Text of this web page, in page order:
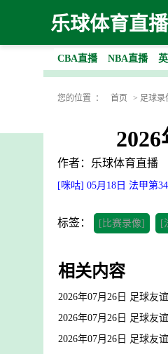
乐球体育直播
CBA直播 NBA直播
您的位置 ： 首页 > 足球录
作者：乐球体育直播
[咪咕] 05月18日 法甲第
标签： [比赛录像] [
相关内容
2026年07月26日 足球友
2026年07月26日 足球友
2026年07月26日 足球友